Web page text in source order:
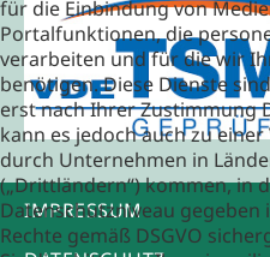
IMPRESSUM
für die Einbindung von
Portalfunktionen, die
verarbeiten und für die wir
benötigen. Diese Dienste
erst nach Ihrer Zustimmung
kann es jedoch auch zu
durch Unternehmen in
(„Drittländern“) kommen, in
Datenschutzniveau
Rechte gemäß DSGVO